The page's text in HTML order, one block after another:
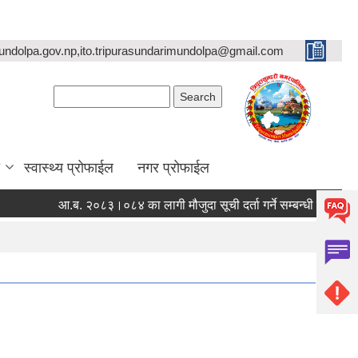
स्वास्थ्य प्रोफाईल नगर प्रोफाईल
आ.ब. २०८३।०८४ का लागी मौजुदा सूची दर्ता गर्ने सम्बन्धी सूचना ।